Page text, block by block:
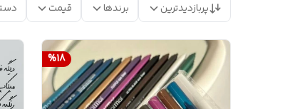
پربازدیدترین برندها قیمت
%18